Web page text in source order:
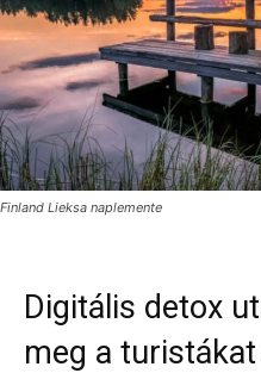
Finland Lieksa naplemente
Digitális detox
meg a